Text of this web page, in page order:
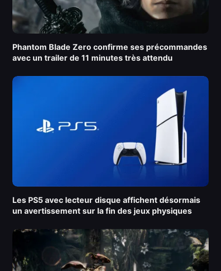
Phantom Blade Zero confirme ses précommandes
avec un trailer de 11 minutes très attendu
Les PS5 avec lecteur disque affichent désormais
un avertissement sur la fin des jeux physiques